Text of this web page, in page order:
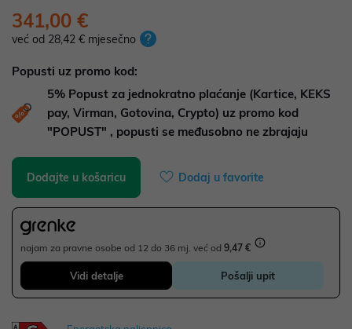
341,00 €
već od 28,42 € mjesečno
Popusti uz promo kod:
5% Popust za jednokratno plaćanje (Kartice, KEKS
pay, Virman, Gotovina, Crypto) uz promo kod
"POPUST" , popusti se međusobno ne zbrajaju
Dodajte u košaricu Dodaj u favorite
najam za pravne osobe od 12 do 36 mj. već od 9,47 €
Vidi detalje Pošalji upit